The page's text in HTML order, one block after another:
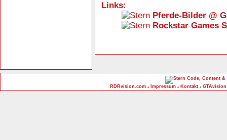
Links:
Pferde-Bilder @
Rockstar Games
Code, Content &
RDRvision.com * Impressum * Kontakt *